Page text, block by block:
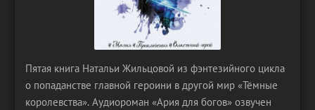
Пятая книга Натальи Жильцовой из фэнтезийного цикла
о попаданстве главной героини в другой мир «Тёмные
королевства». Аудиороман «Ария для богов» озвучен